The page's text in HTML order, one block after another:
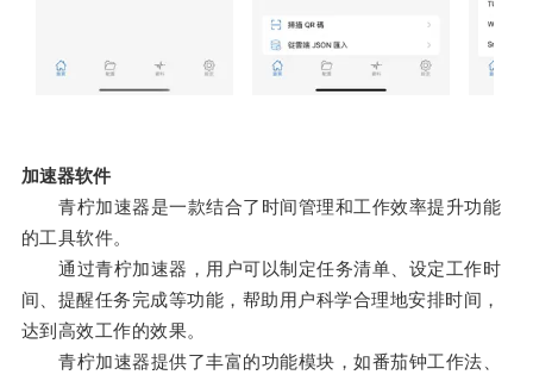
加速器软件
青柠加速器是一款结合了时间管理和工作效率提升功能
的工具软件。
通过青柠加速器，用户可以制定任务清单、设定工作时
间、提醒任务完成等功能，帮助用户科学合理地安排时间，
达到高效工作的效果。
青柠加速器提供了丰富的功能模块，如番茄钟工作法、